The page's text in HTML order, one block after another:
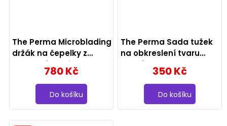
The Perma Microblading
držák na čepelky z
nerezové oceli
780 Kč
Do košíku
The Perma Sada tužek
na obkreslení tvaru
obočí, 2 ks350 Kč
Do košíku